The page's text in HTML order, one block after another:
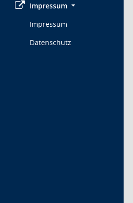
Impressum
Impressum
Datenschutz